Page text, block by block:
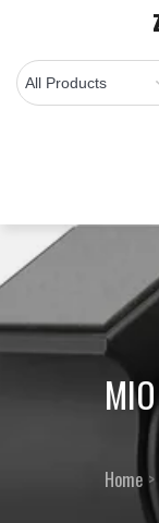
content
Home